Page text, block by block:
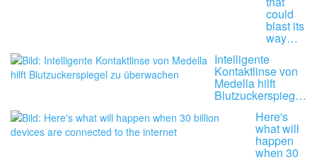
could
blast its
way…
Intelligente
Kontaktlinse von
Medella hilft
Blutzuckerspieg…
Here's
what will
happen
when 30